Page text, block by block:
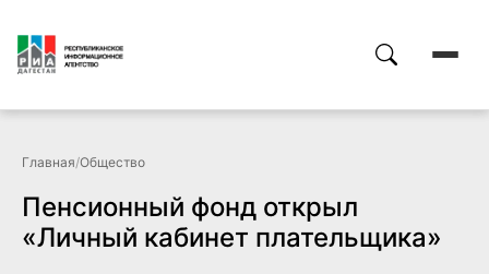
Главная/Общество
Пенсионный фонд открыл
«Личный кабинет плательщика»